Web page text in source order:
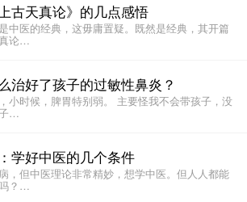
古天真论》的几点感悟
中医的经典，这毋庸置疑。既然是经典，其开篇
真论…
治好了孩子的过敏性鼻炎？
小时候，脾胃特别弱。 主要怪我不会带孩子，没
…
学好中医的几个条件
，但中医理论非常精妙，想学中医。但人人都能
？…